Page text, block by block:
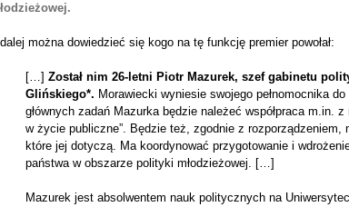
można dowiedzieć się kogo na tę funkcję premier powołał:
[…] Został nim 26-letni Piotr Mazurek, szef gabinetu
Glińskiego*. Morawiecki wyniesie swojego pełnomocnika
głównych zadań Mazurka będzie należeć współpraca m.in.
w życie publiczne”. Będzie też, zgodnie z rozporządzeniem,
które jej dotyczą. Ma koordynować przygotowanie i
państwa w obszarze polityki młodzieżowej. […]
Mazurek jest absolwentem nauk politycznych na